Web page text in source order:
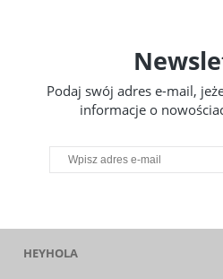
Podaj swój adres e-mail,
informacje o
HEYHOLA